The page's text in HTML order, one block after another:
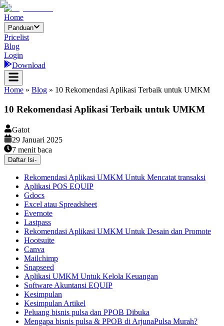
Home
Panduan
Pricelist
Blog
Login
Download
Home » Blog » 10 Rekomendasi Aplikasi Terbaik untuk UMKM
10 Rekomendasi Aplikasi Terbaik untuk UMKM
Gatot
29 Januari 2025
7 menit baca
Daftar Isi-
Rekomendasi Aplikasi UMKM Untuk Mencatat transaksi
Aplikasi POS EQUIP
Gdocs
Excel atau Spreadsheet
Evernote
Lastpass
Rekomendasi Aplikasi UMKM Untuk Desain dan Promote
Hootsuite
Canva
Mailchimp
Snapseed
Aplikasi UMKM Untuk Kelola Keuangan
Software Akuntansi EQUIP
Kesimpulan
Kesimpulan Artikel
Peluang bisnis pulsa dan PPOB Dibuka
Mengapa bisnis pulsa & PPOB di ArjunaPulsa Murah?